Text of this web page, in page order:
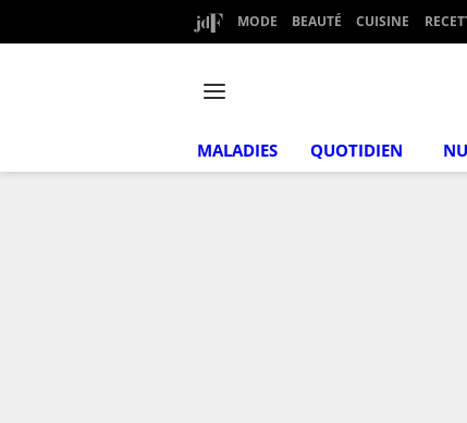
MODE BEAUTÉ CUISINE
MALADIES QUOTIDIEN